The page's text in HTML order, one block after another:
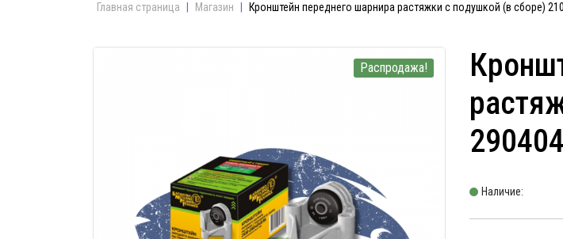
Главная страница Магазин Кронштейн переднего шарнира растяжки с подушкой (в сборе)
Распродажа!
Наличие: